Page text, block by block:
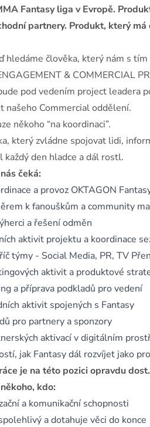
Fantasy liga v Evropě.
partnery. Produkt, který
hledáme člověka, který nám s tím
& COMMERCIAL
pod vedením project leadera
našeho Commercial oddělení.
někoho “na koordinaci”.
který zvládne spojovat lidi,
každý den hladce a dál rostl.
čeká:
a provoz OKTAGON
k fanouškům a community
a řešení odměn
aktivit projektu a koordinace
týmy - Social Media, PR, TV
aktivit a produktové
a příprava podkladů pro vedení
aktivit spojených s Fantasy
pro partnery a sponzory
aktivací v digitálním
jak Fantasy dál rozvíjet jako
je na této pozici opravdu dost.
kdo:
a komunikační schopnosti
a dotahuje věci do konce